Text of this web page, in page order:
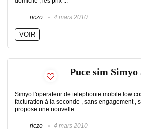
riczo 4 mars 2010
VOIR
Puce sim Simyo
Simyo l'operateur de telephonie mobile low
facturation à la seconde , sans engagement ,
propose une nouvelle ...
riczo 4 mars 2010